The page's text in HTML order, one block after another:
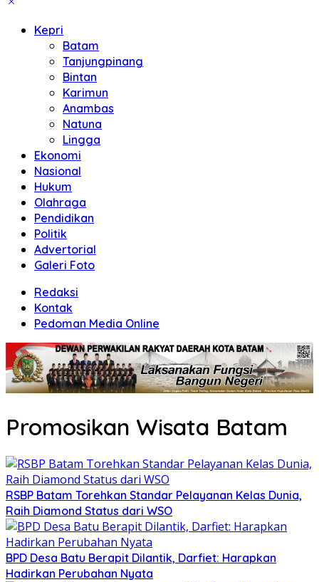
Kepri
Batam
Tanjungpinang
Bintan
Karimun
Anambas
Natuna
Lingga
Ekonomi
Nasional
Hukum
Olahraga
Pendidikan
Politik
Advertorial
Galeri Foto
Redaksi
Kontak
Pedoman Media Online
Promosikan Wisata Batam
RSBP Batam Torehkan Standar Pelayanan Kelas Dunia,
Raih Diamond Status dari WSO
BPD Desa Batu Berapit Dilantik, Darfiet: Harapkan
Hadirkan Perubahan Nyata